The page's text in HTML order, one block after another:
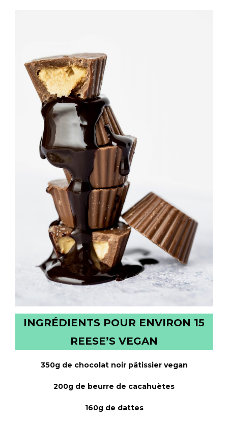
INGRÉDIENTS POUR ENVIRON 15
REESE’S VEGAN
350g de chocolat noir pâtissier vegan
200g de beurre de cacahuètes
160g de dattes